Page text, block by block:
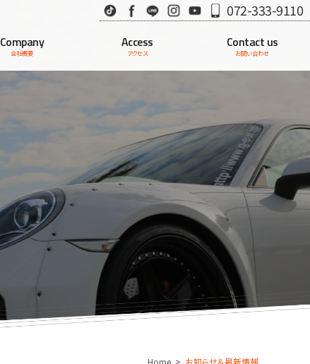
TikTok Facebook
LINE InstagramYoutube072-333-9110
Company
会社概要
Access
アクセス
Contact us
お問い合わせ
Home お知らせ＆最新情報